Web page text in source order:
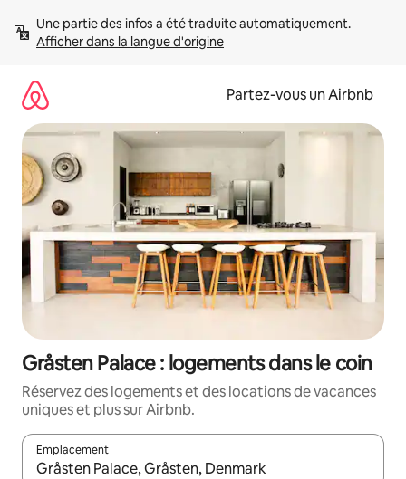
directement
Afficher dans la langue d'origine
Partez-vous un Airbnb
Gråsten Palace : logements dans le coin
Réservez des logements et des locations de vacances
uniques et plus sur Airbnb.
Emplacement
Quand les résultats sont affichés, parcourez-les en utilisant